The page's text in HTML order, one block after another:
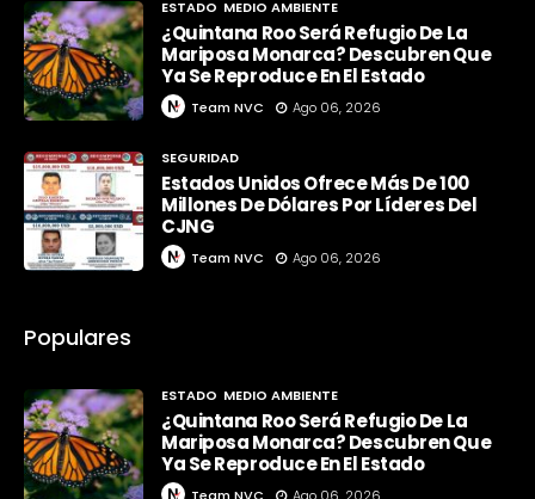
ESTADO MEDIO AMBIENTE
¿Quintana Roo Será Refugio De La
Mariposa Monarca? Descubren Que
Ya Se Reproduce En El Estado
Team NVC Ago 06, 2026
SEGURIDAD
Estados Unidos Ofrece Más De 100
Millones De Dólares Por Líderes Del
CJNG
Team NVC Ago 06, 2026
Populares
ESTADO MEDIO AMBIENTE
¿Quintana Roo Será Refugio De La
Mariposa Monarca? Descubren Que
Ya Se Reproduce En El Estado
Team NVC Ago 06, 2026